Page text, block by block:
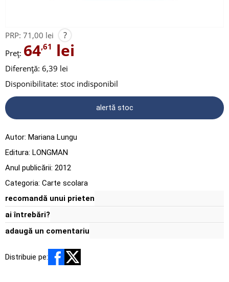
PRP: 71,00 lei ?
Preț: 64,61 lei
Diferență: 6,39 lei
Disponibilitate: stoc indisponibil
alertă stoc
Autor: Mariana Lungu
Editura: LONGMAN
Anul publicării: 2012
Categoria: Carte scolara
recomandă unui prieten
ai întrebări?
adaugă un comentariu
Distribuie pe: